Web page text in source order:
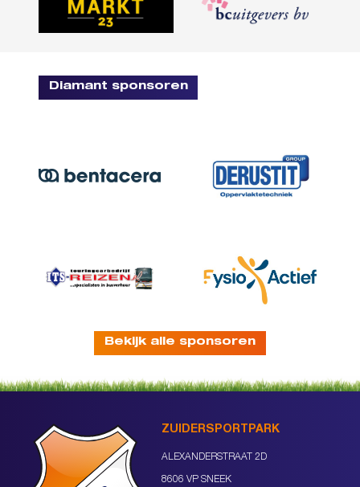
Diamant sponsoren
Bekijk alle sponsoren
ZUIDERSPORTPARK
ALEXANDERSTRAAT 2D
8606 VP SNEEK